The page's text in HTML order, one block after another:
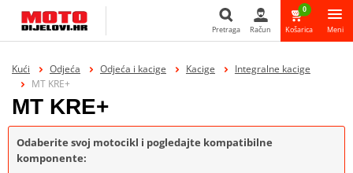
Pretraga
Pretraga Račun
0
Košarica Meni
Kući Odjeća Odjeća i kacige Kacige
Integralne kacige
MT KRE+
MT KRE+
Odaberite svoj motocikl i pogledajte kompatibilne
komponente: